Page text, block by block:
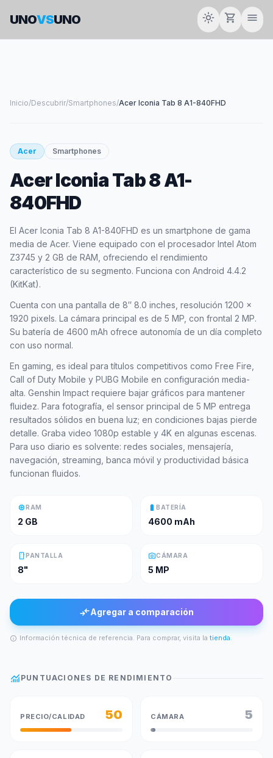
UNOVSUNO light_mode shopping_cart menu
Inicio/Descubrir/Smartphones/Acer Iconia Tab 8 A1-840FHD
smartphone
ACER
Acer Smartphones
Acer Iconia Tab 8 A1-
840FHD
El Acer Iconia Tab 8 A1-840FHD es un smartphone de gama
media de Acer. Viene equipado con el procesador Intel Atom
Z3745 y 2 GB de RAM, ofreciendo el rendimiento
característico de su segmento. Funciona con Android 4.4.2
(KitKat).
Cuenta con una pantalla de 8″ 8.0 inches, resolución 1200 x
1920 pixels. La cámara principal es de 5 MP, con frontal 2 MP.
Su batería de 4600 mAh ofrece autonomía de un día completo
con uso normal.
En gaming, es ideal para títulos competitivos como Free Fire,
Call of Duty Mobile y PUBG Mobile en configuración media-
alta. Genshin Impact requiere bajar gráficos para mantener
fluidez. Para fotografía, el sensor principal de 5 MP entrega
resultados sólidos en buena luz; en condiciones bajas pierde
detalle. Graba video 1080p estable y 4K en algunas escenas.
Para uso diario es solvente: redes sociales, mensajería,
navegación, streaming, banca móvil y productividad básica
funcionan fluidos.
memoryRAM
2 GB
battery_full BATERÍA
4600 mAh
smartphonePANTALLA
8"
photo_cameraCÁMARA
5 MP
compare_arrowsAgregar a comparación
info Información técnica de referencia. Para comprar, visita la tienda.
monitoring PUNTUACIONES DE RENDIMIENTO
PRECIO/CALIDAD 50 CÁMARA 5